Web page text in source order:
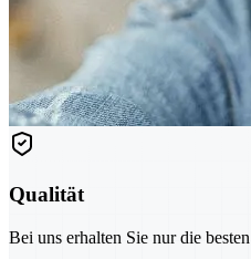
Qualität
Bei uns erhalten Sie nur die